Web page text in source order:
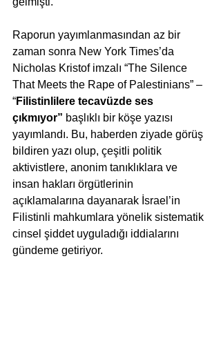
Raporun yayımlanmasından az bir
zaman sonra New York Times’da
Nicholas Kristof imzalı “The Silence
That Meets the Rape of Palestinians” –
“Filistinlilere tecavüzde ses
çıkmıyor” başlıklı bir köşe yazısı
yayımlandı. Bu, haberden ziyade görüş
bildiren yazı olup, çeşitli politik
aktivistlere, anonim tanıklıklara ve
insan hakları örgütlerinin
açıklamalarına dayanarak İsrael’in
Filistinli mahkumlara yönelik sistematik
cinsel şiddet uyguladığı iddialarını
gündeme getiriyor.